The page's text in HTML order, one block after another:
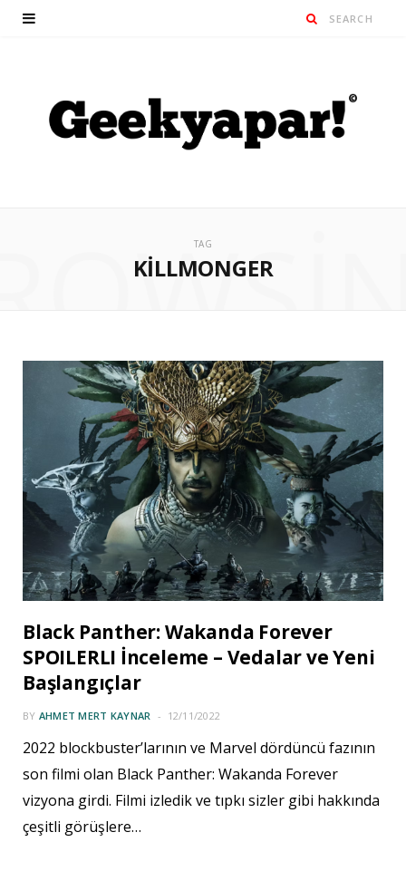
TAG
KILLMONGER
Black Panther: Wakanda Forever
SPOILERLI İnceleme – Vedalar ve Yeni
Başlangıçlar
BY AHMET MERT KAYNAR 12/11/2022
2022 blockbuster’larının ve Marvel dördüncü fazının
son filmi olan Black Panther: Wakanda Forever
vizyona girdi. Filmi izledik ve tıpkı sizler gibi hakkında
çeşitli görüşlere…